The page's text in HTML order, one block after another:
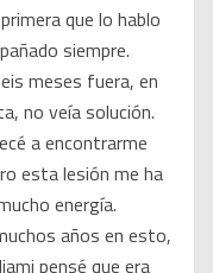
que lo hablo
siempre.
meses fuera, en
no veía solución.
a encontrarme
esta lesión me ha
energía.
años en esto,
pensé que era